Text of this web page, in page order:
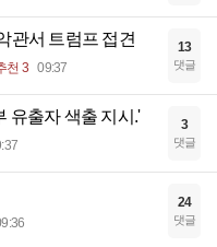
관서 트럼프 접견
천 3 09:37
13
댓글
유출자 색출 지시.' 3
댓글
24
댓글